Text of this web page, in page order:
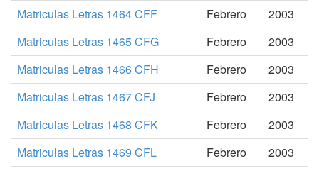
Matriculas Letras 1464 CFF
Febrero
2003
Matriculas Letras 1465 CFG
Febrero
2003
Matriculas Letras 1466 CFH
Febrero
2003
Matriculas Letras 1467 CFJ
Febrero
2003
Matriculas Letras 1468 CFK
Febrero
2003
Matriculas Letras 1469 CFL
Febrero
2003